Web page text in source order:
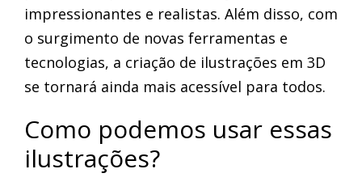
impressionantes e realistas. Além disso, com
o surgimento de novas ferramentas e
tecnologias, a criação de ilustrações em 3D
se tornará ainda mais acessível para todos.
Como podemos usar essas
ilustrações?